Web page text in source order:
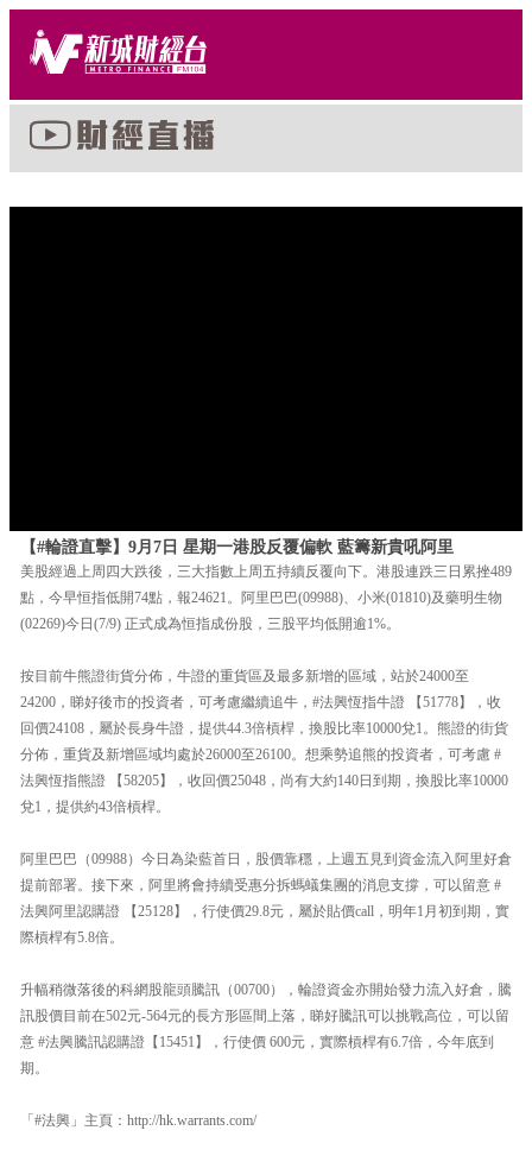
【#輪證直擊】9月7日 星期一港股反覆偏軟 藍籌新貴吼阿里
美股經過上周四大跌後，三大指數上周五持續反覆向下。港股連跌三日累挫489
點，今早恒指低開74點，報24621。阿里巴巴(09988)、小米(01810)及藥明生物
(02269)今日(7/9) 正式成為恒指成份股，三股平均低開逾1%。
按目前牛熊證街貨分佈，牛證的重貨區及最多新增的區域，站於24000至
24200，睇好後市的投資者，可考慮繼續追牛，#法興恆指牛證 【51778】，收
回價24108，屬於長身牛證，提供44.3倍槓桿，換股比率10000兌1。熊證的街貨
分佈，重貨及新增區域均處於26000至26100。想乘勢追熊的投資者，可考慮 #
法興恆指熊證 【58205】，收回價25048，尚有大約140日到期，換股比率10000
兌1，提供約43倍槓桿。
阿里巴巴（09988）今日為染藍首日，股價靠穩，上週五見到資金流入阿里好倉
提前部署。接下來，阿里將會持續受惠分拆螞蟻集團的消息支撐，可以留意 #
法興阿里認購證 【25128】，行使價29.8元，屬於貼價call，明年1月初到期，實
際槓桿有5.8倍。
升幅稍微落後的科網股龍頭騰訊（00700），輪證資金亦開始發力流入好倉，騰
訊股價目前在502元-564元的長方形區間上落，睇好騰訊可以挑戰高位，可以留
意 #法興騰訊認購證【15451】，行使價 600元，實際槓桿有6.7倍，今年底到
期。
「#法興」主頁：http://hk.warrants.com/